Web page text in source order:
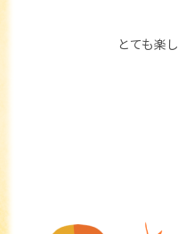
とても楽